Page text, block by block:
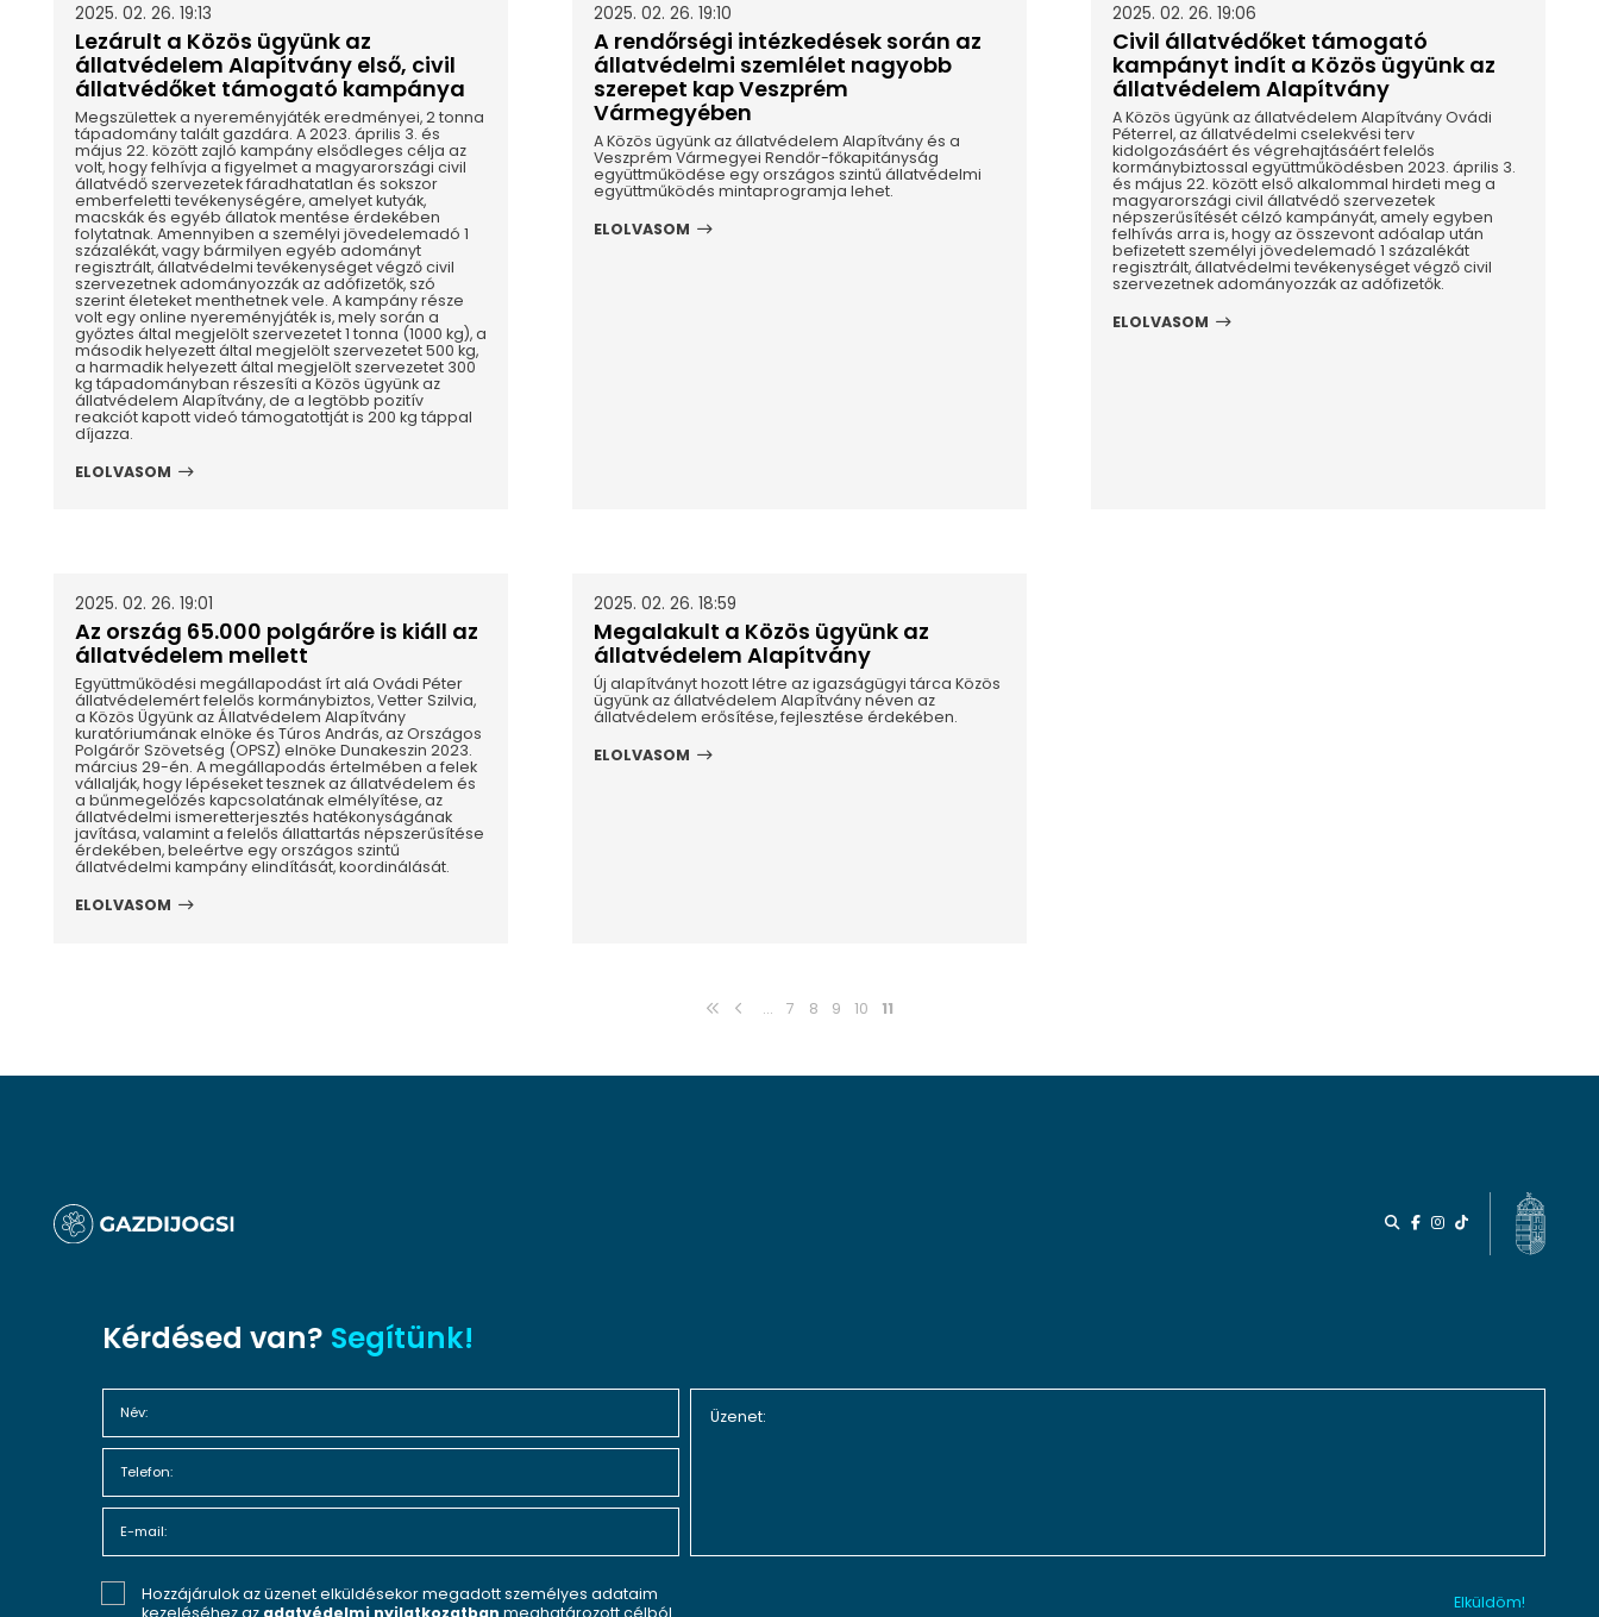
2025. 02. 26. 19:13
Lezárult a Közös ügyünk az
állatvédelem Alapítvány első, civil
állatvédőket támogató kampánya
Megszülettek a nyereményjáték eredményei, 2 tonna
tápadomány talált gazdára. A 2023. április 3. és
május 22. között zajló kampány elsődleges célja az
volt, hogy felhívja a figyelmet a magyarországi civil
állatvédő szervezetek fáradhatatlan és sokszor
emberfeletti tevékenységére, amelyet kutyák,
macskák és egyéb állatok mentése érdekében
folytatnak. Amennyiben a személyi jövedelemadó 1
százalékát, vagy bármilyen egyéb adományt
regisztrált, állatvédelmi tevékenységet végző civil
szervezetnek adományozzák az adófizetők, szó
szerint életeket menthetnek vele. A kampány része
volt egy online nyereményjáték is, mely során a
győztes által megjelölt szervezetet 1 tonna (1000 kg), a
második helyezett által megjelölt szervezetet 500 kg,
a harmadik helyezett által megjelölt szervezetet 300
kg tápadományban részesíti a Közös ügyünk az
állatvédelem Alapítvány, de a legtöbb pozitív
reakciót kapott videó támogatottját is 200 kg táppal
díjazza.
ELOLVASOM
2025. 02. 26. 19:10
A rendőrségi intézkedések során az
állatvédelmi szemlélet nagyobb
szerepet kap Veszprém
Vármegyében
A Közös ügyünk az állatvédelem Alapítvány és a
Veszprém Vármegyei Rendőr-főkapitányság
együttműködése egy országos szintű állatvédelmi
együttműködés mintaprogramja lehet.
ELOLVASOM
2025. 02. 26. 19:06
Civil állatvédőket támogató
kampányt indít a Közös ügyünk az
állatvédelem Alapítvány
A Közös ügyünk az állatvédelem Alapítvány Ovádi
Péterrel, az állatvédelmi cselekvési terv
kidolgozásáért és végrehajtásáért felelős
kormánybiztossal együttműködésben 2023. április 3.
és május 22. között első alkalommal hirdeti meg a
magyarországi civil állatvédő szervezetek
népszerűsítését célzó kampányát, amely egyben
felhívás arra is, hogy az összevont adóalap után
befizetett személyi jövedelemadó 1 százalékát
regisztrált, állatvédelmi tevékenységet végző civil
szervezetnek adományozzák az adófizetők.
ELOLVASOM
2025. 02. 26. 19:01
Az ország 65.000 polgárőre is kiáll az
állatvédelem mellett
Együttműködési megállapodást írt alá Ovádi Péter
állatvédelemért felelős kormánybiztos, Vetter Szilvia,
a Közös Ügyünk az Állatvédelem Alapítvány
kuratóriumának elnöke és Túros András, az Országos
Polgárőr Szövetség (OPSZ) elnöke Dunakeszin 2023.
március 29-én. A megállapodás értelmében a felek
vállalják, hogy lépéseket tesznek az állatvédelem és
a bűnmegelőzés kapcsolatának elmélyítése, az
állatvédelmi ismeretterjesztés hatékonyságának
javítása, valamint a felelős állattartás népszerűsítése
érdekében, beleértve egy országos szintű
állatvédelmi kampány elindítását, koordinálását.
ELOLVASOM
2025. 02. 26. 18:59
Megalakult a Közös ügyünk az
állatvédelem Alapítvány
Új alapítványt hozott létre az igazságügyi tárca Közös
ügyünk az állatvédelem Alapítvány néven az
állatvédelem erősítése, fejlesztése érdekében.
ELOLVASOM
... 7 8 9 10 11
Kérdésed van? Segítünk!
Hozzájárulok az üzenet elküldésekor megadott személyes adataim
kezeléséhez az adatvédelmi nyilatkozatban meghatározott célból